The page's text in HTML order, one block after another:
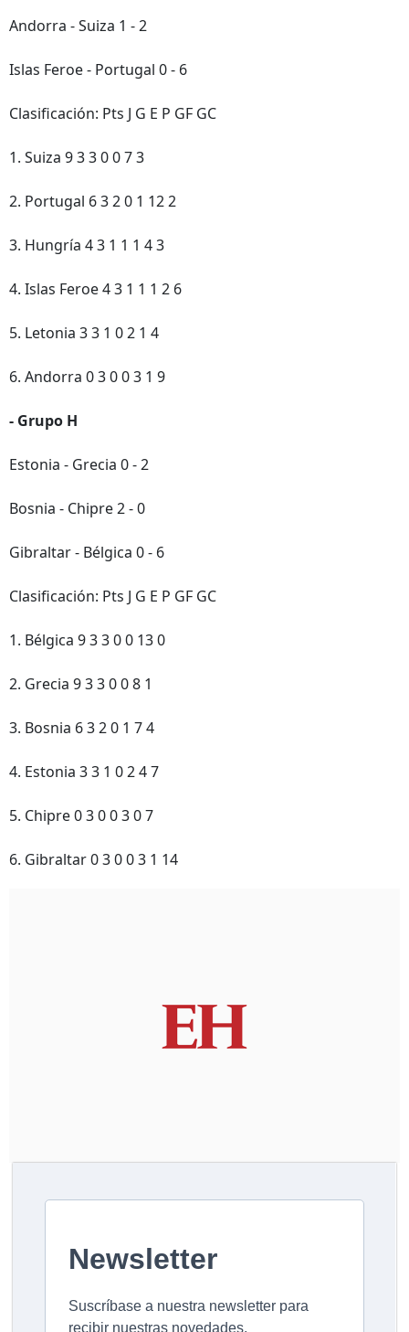
Andorra - Suiza 1 - 2
Islas Feroe - Portugal 0 - 6
Clasificación: Pts J G E P GF GC
1. Suiza 9 3 3 0 0 7 3
2. Portugal 6 3 2 0 1 12 2
3. Hungría 4 3 1 1 1 4 3
4. Islas Feroe 4 3 1 1 1 2 6
5. Letonia 3 3 1 0 2 1 4
6. Andorra 0 3 0 0 3 1 9
- Grupo H
Estonia - Grecia 0 - 2
Bosnia - Chipre 2 - 0
Gibraltar - Bélgica 0 - 6
Clasificación: Pts J G E P GF GC
1. Bélgica 9 3 3 0 0 13 0
2. Grecia 9 3 3 0 0 8 1
3. Bosnia 6 3 2 0 1 7 4
4. Estonia 3 3 1 0 2 4 7
5. Chipre 0 3 0 0 3 0 7
6. Gibraltar 0 3 0 0 3 1 14